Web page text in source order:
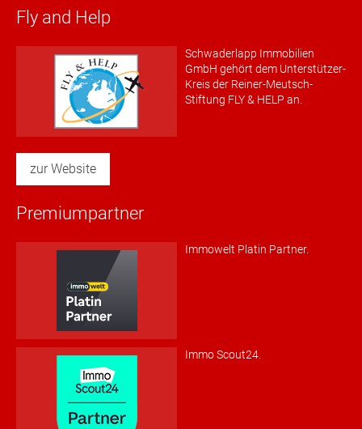
Fly and Help
Schwaderlapp Immobilien
GmbH gehört dem Unterstützer-
Kreis der Reiner-Meutsch-
Stiftung FLY & HELP an.
zur Website
Premiumpartner
Immowelt Platin Partner.
Immo Scout24.